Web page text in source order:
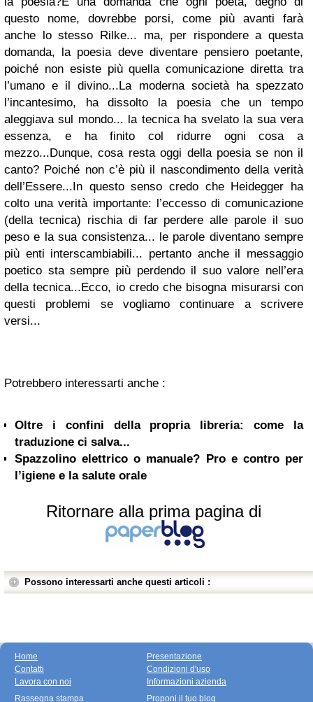
questo nome, dovrebbe porsi, come più avanti farà
anche lo stesso Rilke... ma, per rispondere a questa
domanda, la poesia deve diventare pensiero poetante,
poiché non esiste più quella comunicazione diretta tra
l’umano e il divino...La moderna società ha spezzato
l’incantesimo, ha dissolto la poesia che un tempo
aleggiava sul mondo... la tecnica ha svelato la sua vera
essenza, e ha finito col ridurre ogni cosa a
mezzo...Dunque, cosa resta oggi della poesia se non il
canto? Poiché non c’è più il nascondimento della verità
dell’Essere...In questo senso credo che Heidegger ha
colto una verità importante: l’eccesso di comunicazione
(della tecnica) rischia di far perdere alle parole il suo
peso e la sua consistenza... le parole diventano sempre
più enti interscambiabili... pertanto anche il messaggio
poetico sta sempre più perdendo il suo valore nell’era
della tecnica...Ecco, io credo che bisogna misurarsi con
questi problemi se vogliamo continuare a scrivere
versi...
Potrebbero interessarti anche :
Oltre i confini della propria libreria: come la
traduzione ci salva...
Spazzolino elettrico o manuale? Pro e contro per
l’igiene e la salute orale
Ritornare alla prima pagina di
Possono interessarti anche questi articoli :
Home
Contatti
Lavora con noi
Presentazione
Condizioni d'uso
Informazioni azienda
Rassegna stampa
Proponi il tuo blog